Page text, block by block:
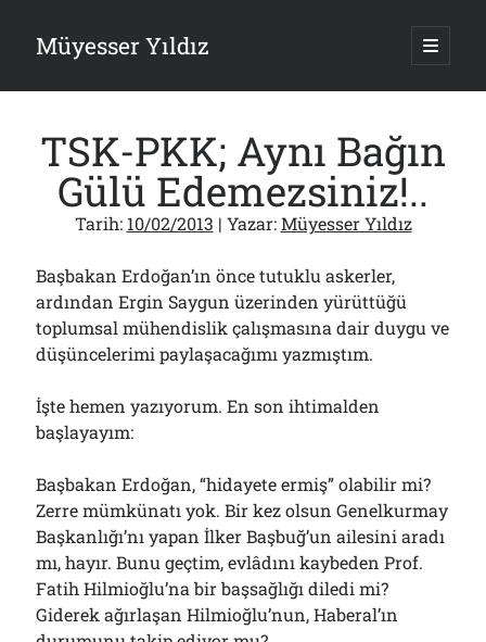
Müyesser Yıldız ana
Yan
Menü
Gazi’den Milletvekillerine Kurşun Gibi Sözler!..
07/08/2026
Türkiye 2.0’a Gidiş!..
05/08/2026
Er Gaziler 20 Gün Sonra Gelen MSB Heyetine Böyle İsyan Etti:“Bizi
Teröristlere G……yle Güldürdünüz”
Papazın “Komutanı” Ayasofya ve Patrikhane İçin ABD’yi Göreve
Çağırdı!..
31/07/2026
Arşivler
TSK-PKK; Aynı Bağın
Gülü Edemezsiniz!..
Tarih: 10/02/2013 | Yazar:Müyesser Yıldız
Başbakan Erdoğan’ın önce tutuklu askerler,
ardından Ergin Saygun üzerinden yürüttüğü
toplumsal mühendislik çalışmasına dair duygu ve
düşüncelerimi paylaşacağımı yazmıştım.
İşte hemen yazıyorum. En son ihtimalden
başlayayım:
Başbakan Erdoğan, “hidayete ermiş” olabilir mi?
Zerre mümkünatı yok. Bir kez olsun Genelkurmay
Başkanlığı’nı yapan İlker Başbuğ’un ailesini aradı
mı, hayır. Bunu geçtim, evlâdını kaybeden Prof.
Fatih Hilmioğlu’na bir başsağlığı diledi mi?
Giderek ağırlaşan Hilmioğlu’nun, Haberal’ın